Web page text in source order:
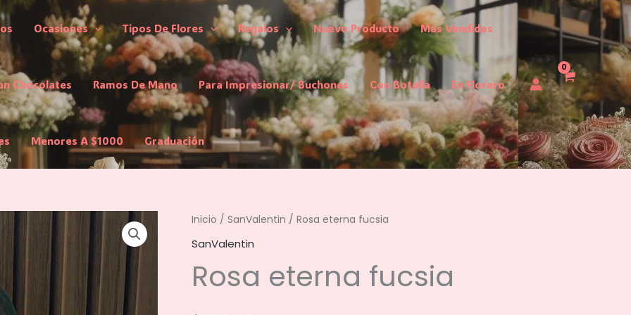
Ocasiones Tipos De Flores Regalos Nuevo Producto Mas Vendidos
Chocolates Ramos De Mano Para Impresionar/ Buchones Con Botella En Florero
Menores A $1000 Graduación
Inicio / SanValentin / Rosa eterna fucsia
SanValentin
Rosa eterna fucsia